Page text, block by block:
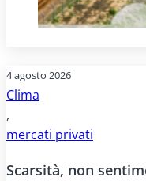
4 agosto 2026
Clima
,
mercati privati
Scarsità, non